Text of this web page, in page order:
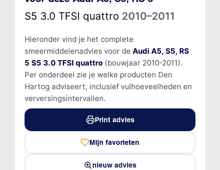
S5 3.0 TFSI quattro 2010–2011
Hieronder vind je het complete
smeermiddelenadvies voor de Audi A5, S5, RS
5 S5 3.0 TFSI quattro(bouwjaar 2010-2011).
Per onderdeel zie je welke producten Den
Hartog adviseert, inclusief vulhoeveelheden en
verversingsintervallen.
Print advies
Mijn favorieten
nieuw advies